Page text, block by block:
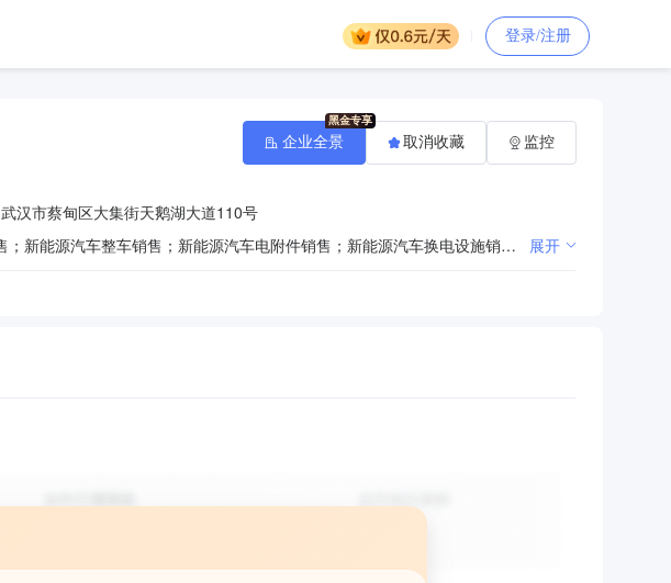
登录/注册
武汉市蔡甸区大集街天鹅湖大道110号
一般项目：汽车新车销售；汽车旧车销售；汽车零配件批发；汽车装饰用品销售；新能源汽车整车销售；新能源汽车电附件销售；新能源汽车换电设施销售；电动汽车充电基础设施运营；充电桩销售；电池销售；机动车修理和维护；二手车经销；机械电气设备销售；建筑工程用机械销售；建筑工程机械与设备租赁；农、林、牧、副、渔业专业机械的销售；智能农机装备销售；环境保护专用设备销售；金属包装容器及材料销售；工业控制计算机及系统销售；机械设备销售；电子元器件与机电组件设备销售；工业自动控制系统装置销售；工业机器人销售；电线、电缆经营；机械零件、零部件销售；电子元器件批发；电子产品销售；五金产品批发；金属工具销售；劳动保护用品销售；体育用品及器材零售；塑料制品销售；农用薄膜销售；建筑材料销售；机械电气设备制造；电子元器件与机电组件设备制造；电子（气）物理设备及其他电子设备制造；工业控制计算机及系统制造；工业自动控制系统装置制造；工业机器人制造；金属包装容器及材料制造；塑料制品制造；机械零件、零部件加工；技术服务、技术开发、技术咨询、技术交流、技术转让、技术推广；信息技术咨询服务；机械设备研发；电机及其控制系统研发；电子、机械设备维护（不含特种设备）；工业机器人安装、维修；普通机械设备安装服务（除许可业务外，可自主依法经营法律法规非禁止或限制的项目） 展开
企业全景 取消收藏 监控